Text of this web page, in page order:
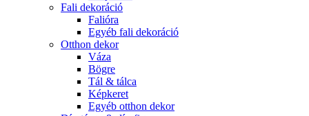
Fali dekoráció
Falióra
Egyéb fali dekoráció
Otthon dekor
Váza
Bögre
Tál & tálca
Képkeret
Egyéb otthon dekor